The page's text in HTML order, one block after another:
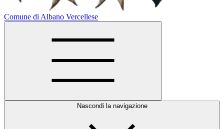
Comune di Albano Vercellese
Nascondi la navigazione